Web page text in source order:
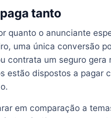
tanto
quanto o anunciante
uma única conversão
contrata um seguro gera
estão dispostos a pagar
em comparação a